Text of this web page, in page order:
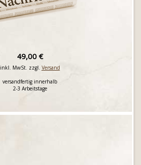
49,00 €
inkl. MwSt. zzgl. Versand
versandfertig innerhalb
2-3 Arbeitstage